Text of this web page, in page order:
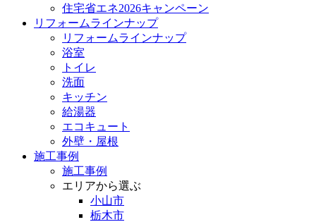
住宅省エネ2026キャンペーン
リフォームラインナップ
リフォームラインナップ
浴室
トイレ
洗面
キッチン
給湯器
エコキュート
外壁・屋根
施工事例
施工事例
エリアから選ぶ
小山市
栃木市